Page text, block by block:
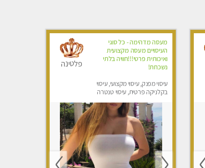
מעסה מדהימה - כל סוגי
העיסויים מעסה מקצועית
ואיכותית פרטי!!!חוויה בלתי
נשכחת!
עיסוי מפנק, עיסוי מקצועי, עיסוי
בקלניקה פרטית, עיסוי טנטרה
פלטינה